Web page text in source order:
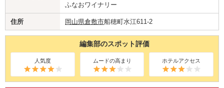
ふなおワイナリー
住所 岡山県倉敷市船穂町水江611-2
編集部のスポット評価
人気度 ムードの高まり ホテルアクセス